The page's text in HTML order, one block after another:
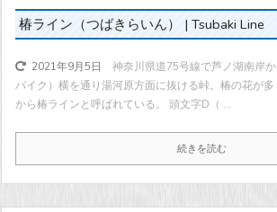
椿ライン（つばきらいん） | Tsubaki Line
2021年9月5日
神奈川県道75号線で芦ノ湖南岸
パイク）横を通り湯河原方面に抜ける峠。椿の花が
から椿ラインと呼ばれている。 頭文字D（ ...
続きを読む